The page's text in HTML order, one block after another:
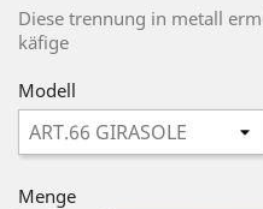
Diese trennung in metall
käfige
Modell
Menge